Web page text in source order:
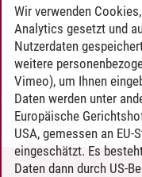
Henning Zühlsdorff/
Wir verwenden
Analytics gesetzt und
Nutzerdaten
weitere
Vimeo), um Ihnen
Daten werden unter
Europäische
USA, gemessen an
eingeschätzt. Es
Daten dann durch US-